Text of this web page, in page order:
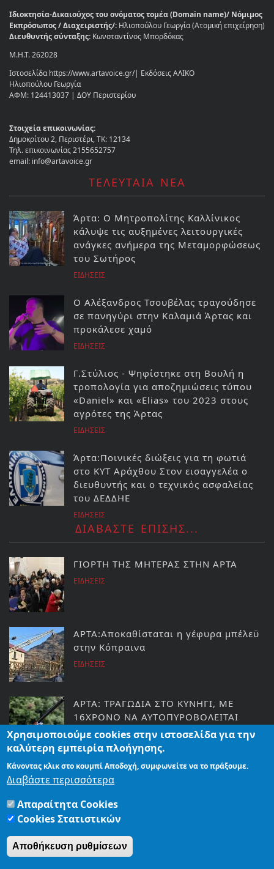
Ιδιοκτησία-Δικαιούχος του ονόματος τομέα (Domain name)/ Νόμιμος
Εκπρόσωπος / Διαχειριστής/: Ηλιοπούλου Γεωργία (Ατομική επιχείρηση)
Διευθυντής σύνταξης: Κωνσταντίνος Μπορδόκας
Μ.Η.Τ. 262028
Ιστοσελίδα https://www.artavoice.gr/| Εκδόσεις ΑΛΙΚΟ
Ηλιοπούλου Γεωργία
ΑΦΜ: 124413037 | ΔΟΥ Περιστερίου
Στοιχεία επικοινωνίας:
Δημοκρίτου 2, Περιστέρι, ΤΚ: 12134
Τηλ. επικοινωνίας 2155652757
email: info@artavoice.gr
ΤΕΛΕΥΤΑΙΑ ΝΕΑ
Άρτα: Ο Μητροπολίτης Καλλίνικος
κάλυψε τις αυξημένες λειτουργικές
ανάγκες ανήμερα της Μεταμορφώσεως
του Σωτήρος
ΕΙΔΗΣΕΙΣ
Ο Αλέξανδρος Τσουβέλας τραγούδησε
σε πανηγύρι στην Καλαμιά Άρτας και
προκάλεσε χαμό
ΕΙΔΗΣΕΙΣ
Γ.Στύλιος - Ψηφίστηκε στη Βουλή η
τροπολογία για αποζημιώσεις τύπου
«Daniel» και «Elias» του 2023 στους
αγρότες της Άρτας
ΕΙΔΗΣΕΙΣ
Άρτα:Ποινικές διώξεις για τη φωτιά
στο ΚΥΤ Αράχθου Στον εισαγγελέα ο
διευθυντής και ο τεχνικός ασφαλείας
του ΔΕΔΔΗΕ
ΕΙΔΗΣΕΙΣ
ΔΙΑΒΑΣΤΕ ΕΠΙΣΗΣ...
ΓΙΟΡΤΗ ΤΗΣ ΜΗΤΕΡΑΣ ΣΤΗΝ ΑΡΤΑ
ΕΙΔΗΣΕΙΣ
ΑΡΤΑ:Αποκαθίσταται η γέφυρα μπέλεϋ
στην Κόπραινα
ΕΙΔΗΣΕΙΣ
ΑΡΤΑ: ΤΡΑΓΩΔΙΑ ΣΤΟ ΚΥΝΗΓΙ, ΜΕ
16ΧΡΟΝΟ ΝΑ ΑΥΤΟΠΥΡΟΒΟΛΕΙΤΑΙ
ΚΟΣΜΟΣ
ΆΡΤΑ: ΣΥΛΛΗΨΗ ΤΗΝ ΩΡΑ ΠΟΥ
ΚΑΤΕΒΑΙΝΕ ΑΠΟ ΤΟ ΛΕΩΦΟΡΕΙΟ
ΕΙΔΗΣΕΙΣ
Χρησιμοποιούμε cookies στην ιστοσελίδα για την
καλύτερη εμπειρία πλοήγησης.
Κάνοντας κλικ στο κουμπί Αποδοχή, συμφωνείτε να το πράξουμε.
Διαβάστε περισσότερα
Απαραίτητα Cookies
Cookies Στατιστικών
Αποθήκευση ρυθμίσεων